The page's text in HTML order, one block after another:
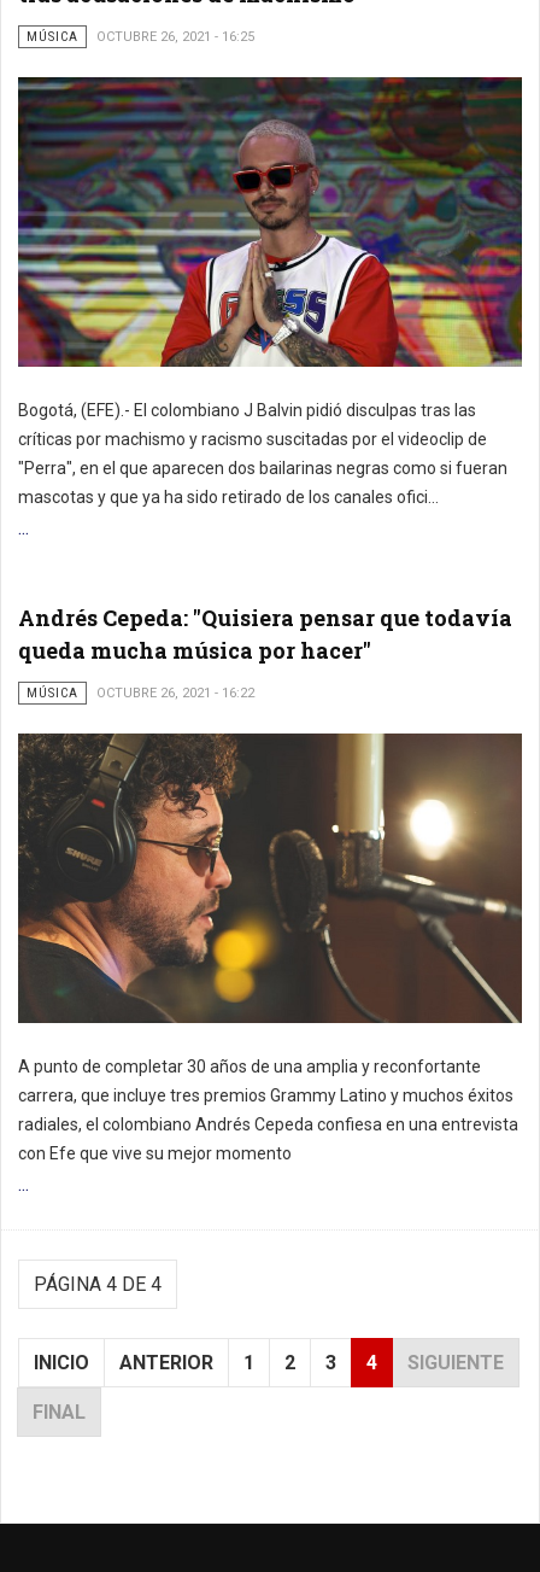
MÚSICA OCTUBRE 26, 2021 - 16:25
Bogotá, (EFE).- El colombiano J Balvin pidió disculpas tras las
críticas por machismo y racismo suscitadas por el videoclip de
"Perra", en el que aparecen dos bailarinas negras como si fueran
mascotas y que ya ha sido retirado de los canales ofici...
...
Andrés Cepeda: "Quisiera pensar que todavía
queda mucha música por hacer"
MÚSICA OCTUBRE 26, 2021 - 16:22
A punto de completar 30 años de una amplia y reconfortante
carrera, que incluye tres premios Grammy Latino y muchos éxitos
radiales, el colombiano Andrés Cepeda confiesa en una entrevista
con Efe que vive su mejor momento
...
PÁGINA 4 DE 4
INICIO ANTERIOR 1 2 3 4 SIGUIENTE
FINAL